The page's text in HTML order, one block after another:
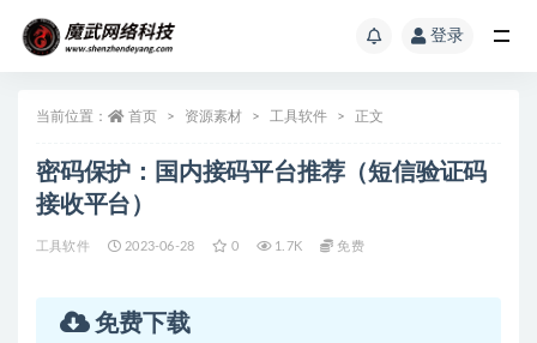
登录
当前位置： 首页 资源素材 工具软件 正文
密码保护：国内接码平台推荐（短信验证码
接收平台）
工具软件 2023-06-28 0 1.7K 免费
免费下载